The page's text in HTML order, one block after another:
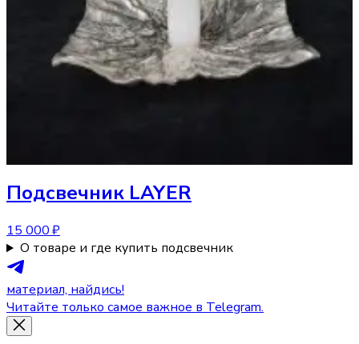
Подсвечник LAYER
15 000 ₽
О товаре и где купить подсвечник
материал, найдись!
Читайте только самое важное в Telegram.